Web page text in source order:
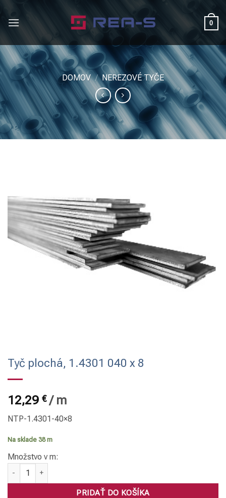
0
DOMOV / NEREZOVÉ TYČE
Tyč plochá, 1.4301 040 x 8
12,29 €/ m
NTP-1.4301-40×8
Na sklade 38 m
Množstvo v m:
množstvo Tyč plochá, 1.4301 040 x 8
PRIDAŤ DO KOŠÍKA